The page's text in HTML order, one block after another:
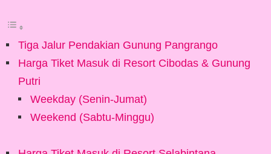
Tiga Jalur Pendakian Gunung Pangrango
Harga Tiket Masuk di Resort Cibodas & Gunung
Putri
Weekday (Senin-Jumat)
Weekend (Sabtu-Minggu)